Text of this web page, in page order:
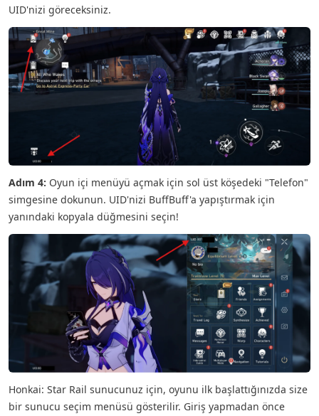
UID'nizi göreceksiniz.
Adım 4: Oyun içi menüyü açmak için sol üst köşedeki "Telefon"
simgesine dokunun. UID'nizi BuffBuff'a yapıştırmak için
yanındaki kopyala düğmesini seçin!
Honkai: Star Rail sunucunuz için, oyunu ilk başlattığınızda size
bir sunucu seçim menüsü gösterilir. Giriş yapmadan önce